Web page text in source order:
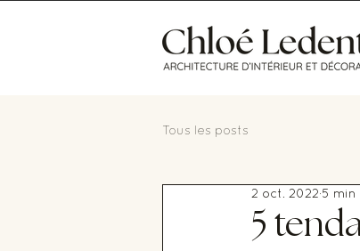
Tous les posts
5
2 oct. 2022 5 min